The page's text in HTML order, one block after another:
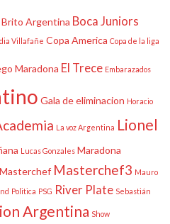
Argentina Boca Juniors
Villafañe Copa America Copa de la liga
Maradona El Trece Embarazados
Gala de eliminacion Horacio
La voz Argentina Lionel
Lucas Gonzales Maradona
Masterchef Masterchef3 Mauro
Politica PSG River Plate Sebastián
Argentina Show